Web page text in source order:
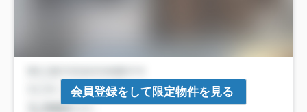
会員登録をして限定物件を見る